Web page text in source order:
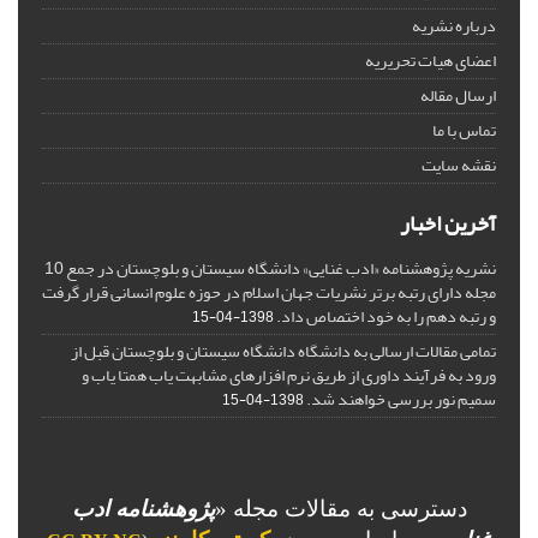
درباره نشریه
اعضای هیات تحریریه
ارسال مقاله
تماس با ما
نقشه سایت
آخرین اخبار
نشریه پژوهشنامه «ادب غنایی» دانشگاه سیستان و بلوچستان در جمع 10
مجله دارای رتبه برتر نشریات جهان اسلام در حوزه علوم انسانی قرار گرفت
و رتبه دهم را به خود اختصاص داد.1398-04-15
تمامی مقالات ارسالی به دانشگاه دانشگاه سیستان و بلوچستان قبل از
ورود به فرآیند داوری از طریق نرم افزارهای مشابهت یاب همتا یاب و
سمیم نور بررسی خواهند شد.1398-04-15
دسترسی به مقالات مجله «پژوهشنامه ادب